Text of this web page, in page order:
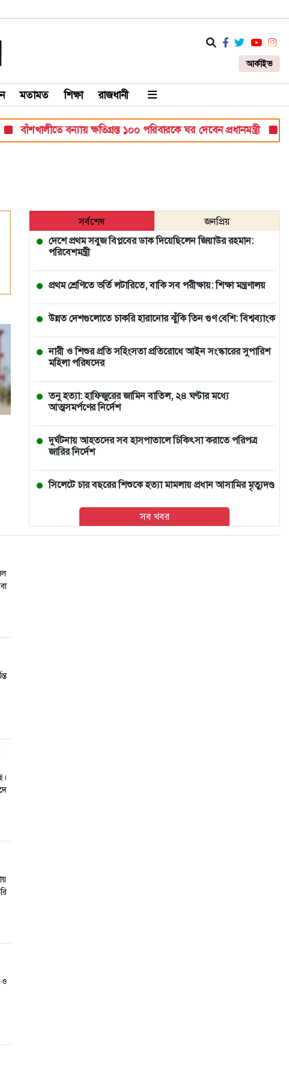
আর্কাইভ
মতামত শিক্ষা রাজধানী
বাঁশখালীতে বন্যায় ক্ষতিগ্রস্ত ১০০ পরিবারকে ঘর দেবেন প্রধানমন্ত্রী হাম
সর্বশেষ
জনপ্রিয়
দেশে প্রথম সবুজ বিপ্লবের ডাক দিয়েছিলেন জিয়াউর রহমান:
পরিবেশমন্ত্রী
প্রথম শ্রেণিতে ভর্তি লটারিতে, বাকি সব পরীক্ষায়: শিক্ষা মন্ত্রণালয়
উন্নত দেশগুলোতে চাকরি হারানোর ঝুঁকি তিন গুণ বেশি: বিশ্বব্যাংক
নারী ও শিশুর প্রতি সহিংসতা প্রতিরোধে আইন সংস্কারের সুপারিশ
মহিলা পরিষদের
তনু হত্যা: হাফিজুরের জামিন বাতিল, ২৪ ঘণ্টার মধ্যে
আত্মসমর্পণের নির্দেশ
দুর্ঘটনায় আহতদের সব হাসপাতালে চিকিৎসা করাতে পরিপত্র
জারির নির্দেশ
সিলেটে চার বছরের শিশুকে হত্যা মামলায় প্রধান আসামির মৃত্যুদণ্ড
বাঁশখালীতে বন্যায় ক্ষতিগ্রস্ত ১০০ পরিবারকে ঘর দেবেন প্রধানমন্ত্রী
সব খবর
ও